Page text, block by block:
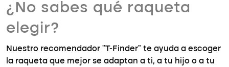
¿No sabes qué raqueta
elegir?
Nuestro recomendador "T-Finder" te ayuda a escoger
la raqueta que mejor se adaptan a ti, a tu hijo o a tu